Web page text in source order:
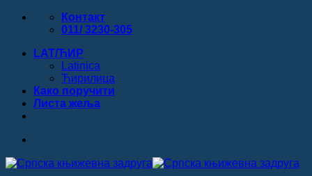
Прескочи
Контакт
011/ 3230-305
LAT/ЋИР
Latinica
Ћирилица
Како поручити
Листa жеља